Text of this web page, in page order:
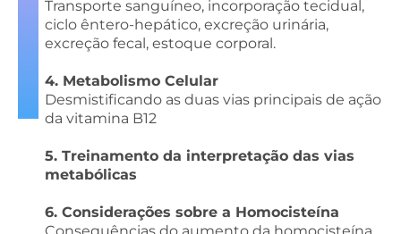
Transporte sanguíneo, incorporação tecidual,
ciclo êntero-hepático, excreção urinária,
excreção fecal, estoque corporal.
4. Metabolismo Celular
Desmistificando as duas vias principais de ação
da vitamina B12
5. Treinamento da interpretação das vias
metabólicas
6. Considerações sobre a Homocisteína
Consequências do aumento da homocisteína.